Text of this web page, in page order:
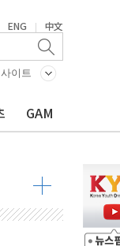
ENG | 中文
이트
GAM